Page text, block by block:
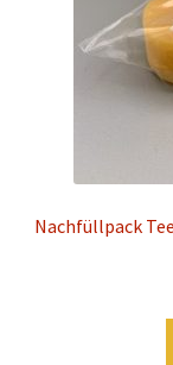
Nachfüllpack